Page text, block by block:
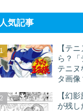
人気記事
【テ
ら？
テニヌ
タ画像
【幻
が残し